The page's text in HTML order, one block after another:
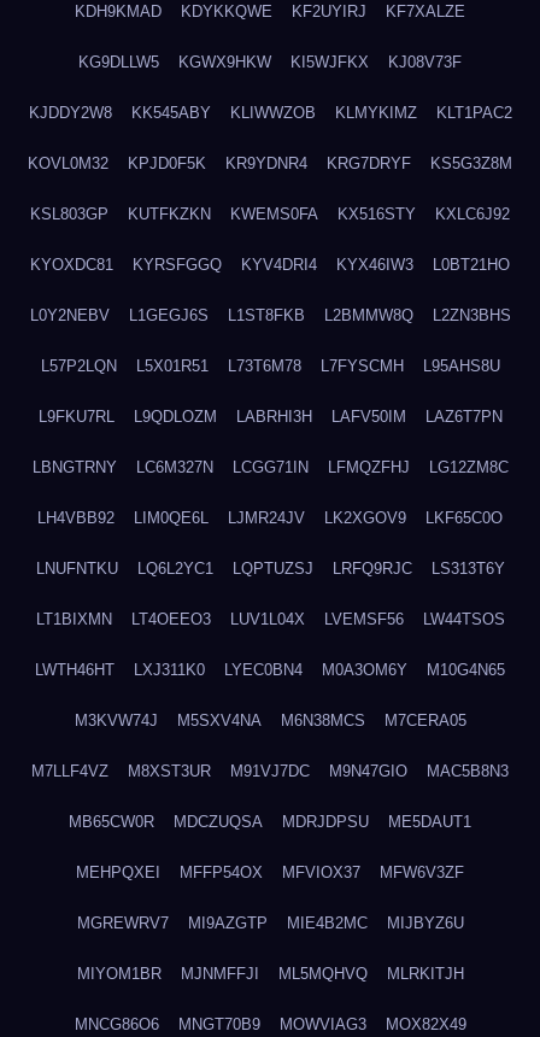
KDH9KMAD KDYKKQWE KF2UYIRJ KF7XALZE
KG9DLLW5 KGWX9HKW KI5WJFKX KJ08V73F
KJDDY2W8 KK545ABY KLIWWZOB KLMYKIMZ KLT1PAC2
KOVL0M32 KPJD0F5K KR9YDNR4 KRG7DRYF KS5G3Z8M
KSL803GP KUTFKZKN KWEMS0FA KX516STY KXLC6J92
KYOXDC81 KYRSFGGQ KYV4DRI4 KYX46IW3 L0BT21HO
L0Y2NEBV L1GEGJ6S L1ST8FKB L2BMMW8Q L2ZN3BHS
L57P2LQN L5X01R51 L73T6M78 L7FYSCMH L95AHS8U
L9FKU7RL L9QDLOZM LABRHI3H LAFV50IM LAZ6T7PN
LBNGTRNY LC6M327N LCGG71IN LFMQZFHJ LG12ZM8C
LH4VBB92 LIM0QE6L LJMR24JV LK2XGOV9 LKF65C0O
LNUFNTKU LQ6L2YC1 LQPTUZSJ LRFQ9RJC LS313T6Y
LT1BIXMN LT4OEEO3 LUV1L04X LVEMSF56 LW44TSOS
LWTH46HT LXJ311K0 LYEC0BN4 M0A3OM6Y M10G4N65
M3KVW74J M5SXV4NA M6N38MCS M7CERA05
M7LLF4VZ M8XST3UR M91VJ7DC M9N47GIO MAC5B8N3
MB65CW0R MDCZUQSA MDRJDPSU ME5DAUT1
MEHPQXEI MFFP54OX MFVIOX37 MFW6V3ZF
MGREWRV7 MI9AZGTP MIE4B2MC MIJBYZ6U
MIYOM1BR MJNMFFJI ML5MQHVQ MLRKITJH
MNCG86O6 MNGT70B9 MOWVIAG3 MOX82X49